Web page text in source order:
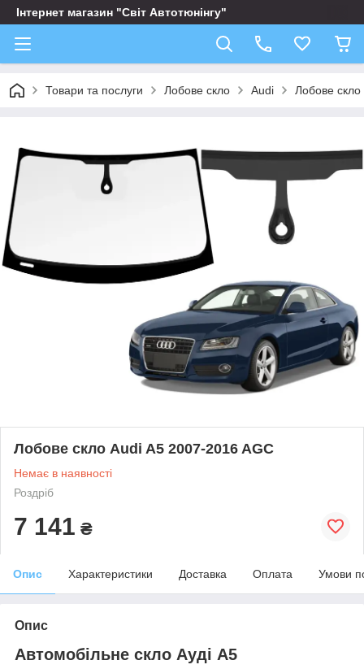
Інтернет магазин "Світ Автотюнінгу"
Товари та послуги Лобове скло Audi Лобове
Лобове скло Audi A5 2007-2016 AGC
Немає в наявності
Роздріб
7 141 ₴
Опис Характеристики Доставка Оплата Умови
Опис
Автомобільне скло Ауді А5